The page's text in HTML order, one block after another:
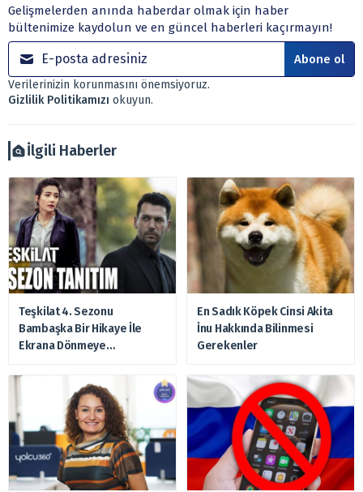
kurumlar, mevduat kabul etmeyen bankalar, portföy
yönetim şirketleri ile müşteri arasında imzalanacak
sözleşme çerçevesinde sunulmaktadır.
Sitemizde bulunan bilgiler ve görüşler, sizin mali
durumunuz, risk – getiri beklentileriniz ile uyuşmayabilir.
zararlardan, arztakvimi.com.tr sorumlu tutulamaz.
Gelişmelerden anında haberdar olmak için haber
bültenimize kaydolun ve en güncel haberleri kaçırmayın!
Abone ol
Verilerinizin korunmasını önemsiyoruz.
Gizlilik Politikamızı okuyun.
İlgili Haberler
Teşkilat 4. Sezonu
Bambaşka Bir Hikaye İle
Ekrana Dönmeye
En Sadık Köpek Cinsi Akita
İnu Hakkında Bilinmesi
Gerekenler